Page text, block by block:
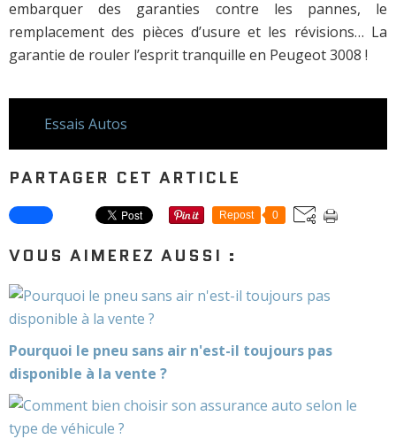
embarquer des garanties contre les pannes, le
remplacement des pièces d’usure et les révisions… La
garantie de rouler l’esprit tranquille en Peugeot 3008 !
Essais Autos
PARTAGER CET ARTICLE
Repost 0
VOUS AIMEREZ AUSSI :
Pourquoi le pneu sans air n'est-il toujours pas
disponible à la vente ?